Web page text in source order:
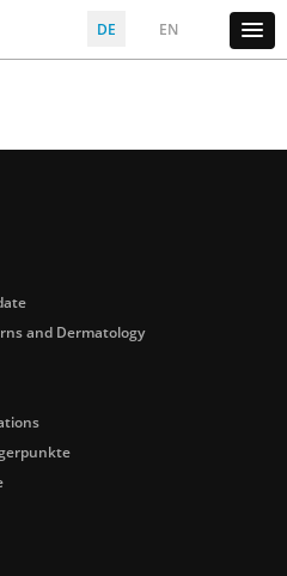
DE EN
and Dermatology